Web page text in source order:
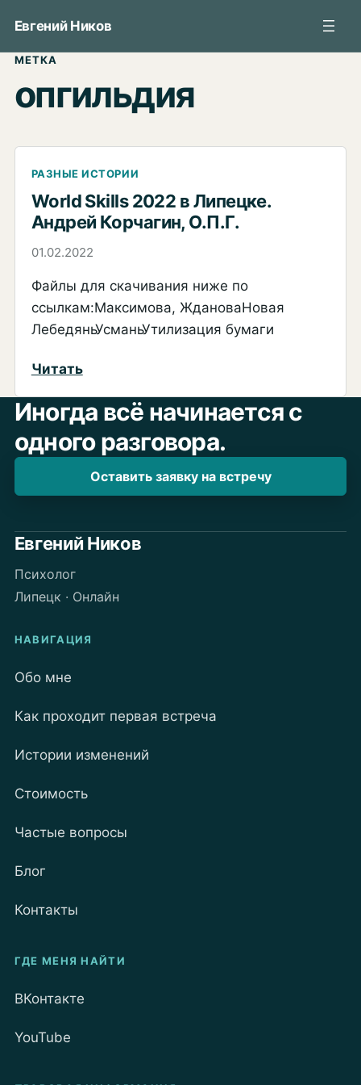
содержимому
Евгений Ников
МЕТКА
опгильдия
РАЗНЫЕ ИСТОРИИ
World Skills 2022 в Липецке.
Андрей Корчагин, О.П.Г.
01.02.2022
Файлы для скачивания ниже по
ссылкам:Максимова, ЖдановаНовая
ЛебедяньУсманьУтилизация бумаги
Читать:
Skills
2022
в
Липецке.
Корчагин,
О.П.Г.
Иногда всё начинается с
одного разговора.
Оставить заявку на встречу
Евгений Ников
Психолог
Липецк · Онлайн
НАВИГАЦИЯ
Обо мне
Как проходит первая встреча
Истории изменений
Стоимость
Частые вопросы
Блог
Контакты
ГДЕ МЕНЯ НАЙТИ
ВКонтакте
YouTube